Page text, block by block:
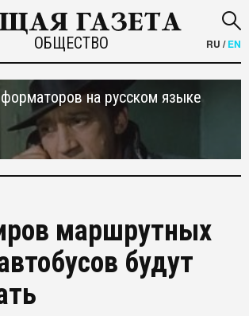
ОБЩЕСТВО RU /EN
на русском языке
маршрутных
будут